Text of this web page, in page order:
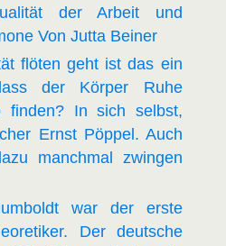
der Arbeit und
Von Jutta Beiner
flöten geht ist das ein
der Körper Ruhe
finden? In sich selbst,
Ernst Pöppel. Auch
manchmal zwingen
war der erste
Der deutsche